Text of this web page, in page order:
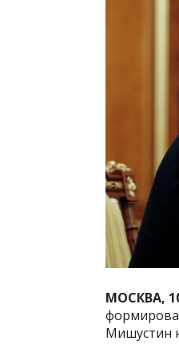
МОСКВА,
Мишустин